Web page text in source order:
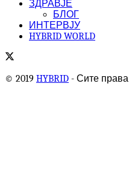
ЗДРАВЈЕ
БЛОГ
ИНТЕРВЈУ
HYBRID WORLD
© 2019 HYBRID - Сите